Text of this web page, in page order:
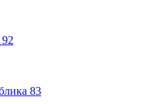
92
83